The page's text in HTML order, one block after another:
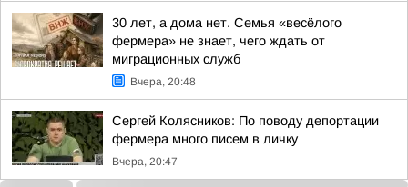
30 лет, а дома нет. Семья «весёлого
фермера» не знает, чего ждать от
миграционных служб
Вчера, 20:48
Сергей Колясников: По поводу депортации
фермера много писем в личку
Вчера, 20:47